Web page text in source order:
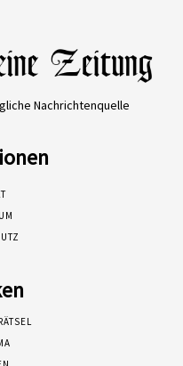
Nachrichtenquelle